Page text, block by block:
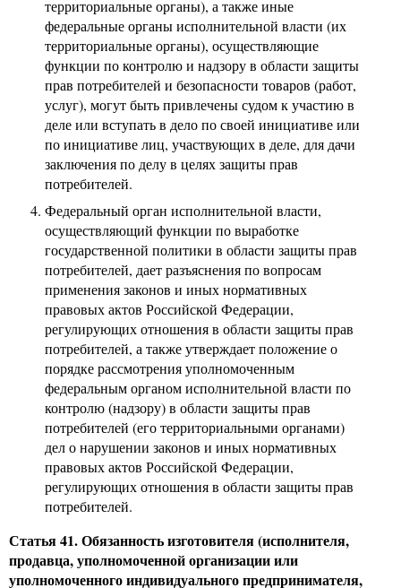
территориальные органы), а также иные
федеральные органы исполнительной власти (их
территориальные органы), осуществляющие
функции по контролю и надзору в области защиты
прав потребителей и безопасности товаров (работ,
услуг), могут быть привлечены судом к участию в
деле или вступать в дело по своей инициативе или
по инициативе лиц, участвующих в деле, для дачи
заключения по делу в целях защиты прав
потребителей.
Федеральный орган исполнительной власти,
осуществляющий функции по выработке
государственной политики в области защиты прав
потребителей, дает разъяснения по вопросам
применения законов и иных нормативных
правовых актов Российской Федерации,
регулирующих отношения в области защиты прав
потребителей, а также утверждает положение о
порядке рассмотрения уполномоченным
федеральным органом исполнительной власти по
контролю (надзору) в области защиты прав
потребителей (его территориальными органами)
дел о нарушении законов и иных нормативных
правовых актов Российской Федерации,
регулирующих отношения в области защиты прав
потребителей.
Статья 41. Обязанность изготовителя (исполнителя,
продавца, уполномоченной организации или
уполномоченного индивидуального предпринимателя,